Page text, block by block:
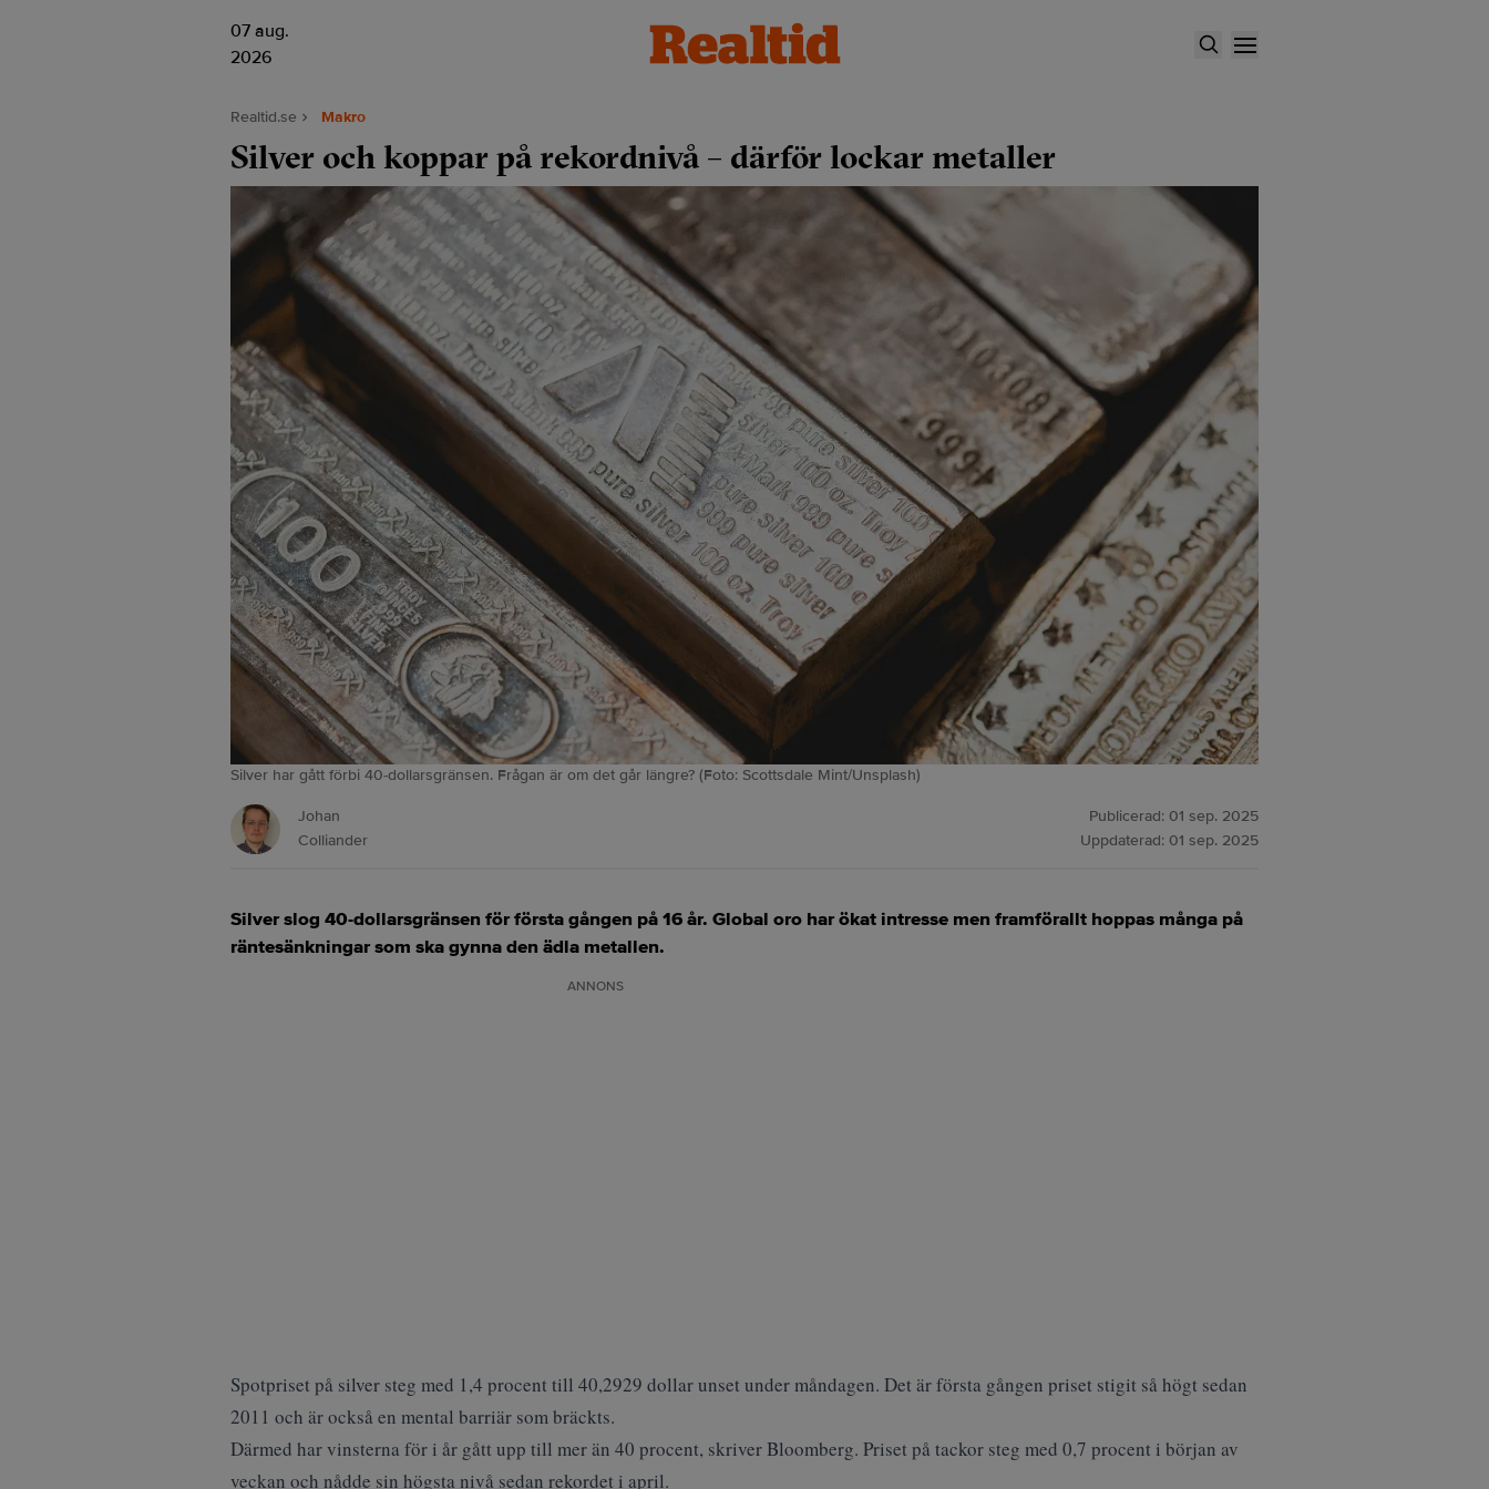
07 aug.
2026
Realtid.se Makro
Silver och koppar på rekordnivå – därför lockar metaller
Silver har gått förbi 40-dollarsgränsen. Frågan är om det går längre? (Foto: Scottsdale Mint/Unsplash)
Johan
Colliander
Publicerad: 01 sep. 2025
Uppdaterad: 01 sep. 2025
Silver slog 40-dollarsgränsen för första gången på 16 år. Global oro har ökat intresse men framförallt hoppas många på
räntesänkningar som ska gynna den ädla metallen.
ANNONS
Spotpriset på silver steg med 1,4 procent till 40,2929 dollar unset under måndagen. Det är första gången priset stigit så högt sedan
2011 och är också en mental barriär som bräckts.
Därmed har vinsterna för i år gått upp till mer än 40 procent, skriverBloomberg. Priset på tackor steg med 0,7 procent i början av
veckan och nådde sin högsta nivå sedan rekordet i april.